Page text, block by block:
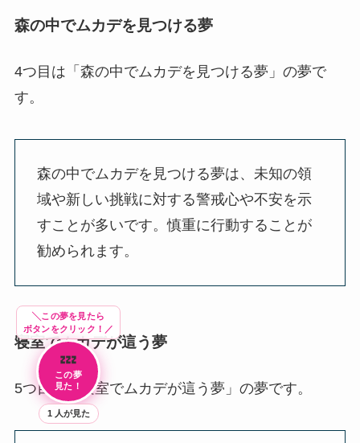
森の中でムカデを見つける夢
4つ目は「森の中でムカデを見つける夢」の夢で
す。
森の中でムカデを見つける夢は、未知の領
域や新しい挑戦に対する警戒心や不安を示
すことが多いです。慎重に行動することが
勧められます。
寝室でムカデが這う夢
5つ目は「寝室でムカデが這う夢」の夢です。
╲この夢を見たら
ボタンをクリック！／
💤
この夢
見た！
1 人が見た